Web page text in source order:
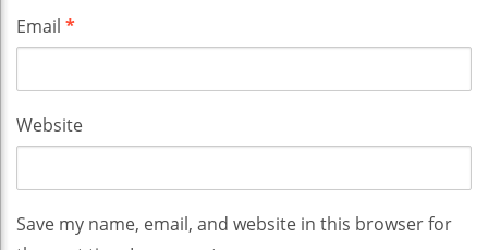
Email *
Website
Save my name, email, and website in this browser for